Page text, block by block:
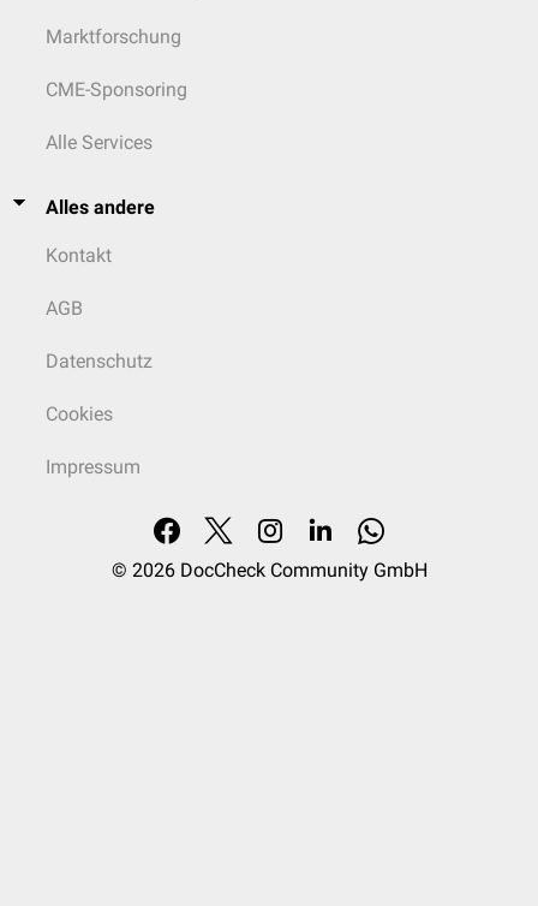
Marktforschung
CME-Sponsoring
Alle Services
Alles andere
Kontakt
AGB
Datenschutz
Cookies
Impressum
© 2026 DocCheck Community GmbH